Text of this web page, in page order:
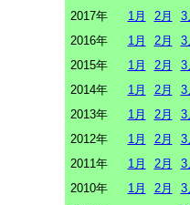
2017年
1月 2月
3
2016年
1月 2月
3
2015年
1月 2月
3
2014年
1月 2月
3
2013年
1月 2月
3
2012年
1月 2月
3
2011年
1月 2月
3
2010年
1月 2月
3